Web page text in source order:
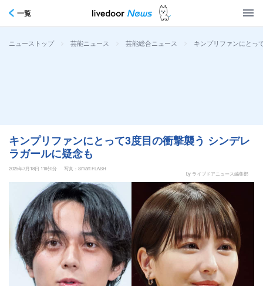
一覧
ニューストップ > 芸能ニュース > 芸能総合ニュース > キンプリファンにとっ
キンプリファンにとって3度目の衝撃襲う シンデレ
ラガールに疑念も
2025年7月18日 11時0分
写真：Smart FLASH
by ライブドアニュース編集部